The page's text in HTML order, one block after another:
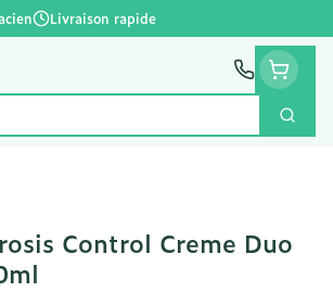
Livraison rapide
Control Creme Duo